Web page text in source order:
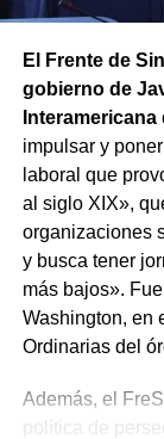
El Frente de
gobierno de
impulsar y
laboral que
al siglo XIX»,
organizaciones
y busca tener
más bajos».
Washington, en
Ordinarias del
Además, el
política de